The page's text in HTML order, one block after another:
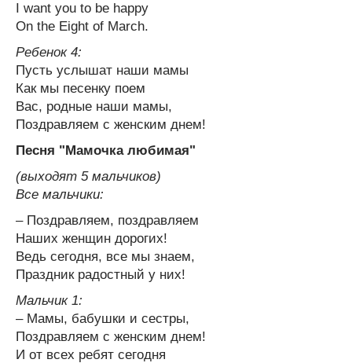
I want you to be happy
On the Eight of March.
Ребенок 4:
Пусть услышат наши мамы
Как мы песенку поем
Вас, родные наши мамы,
Поздравляем с женским днем!
Песня "Мамочка любимая"
(выходят 5 мальчиков)
Все мальчики:
– Поздравляем, поздравляем
Наших женщин дорогих!
Ведь сегодня, все мы знаем,
Праздник радостный у них!
Мальчик 1:
– Мамы, бабушки и сестры,
Поздравляем с женским днем!
И от всех ребят сегодня